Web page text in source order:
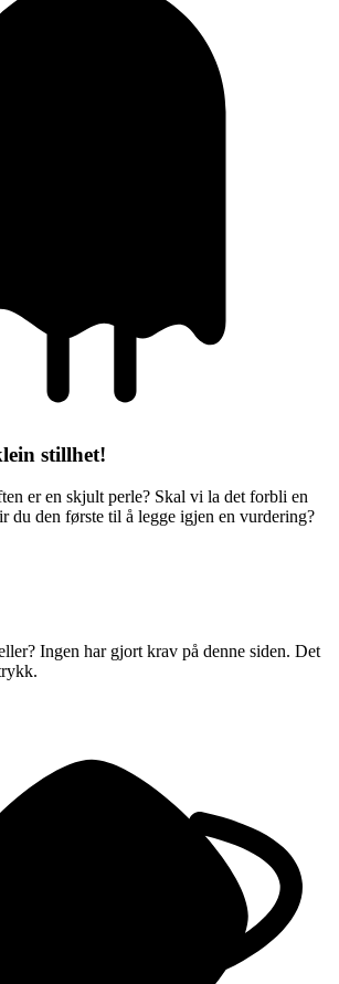
stillhet!
er en skjult perle? Skal vi la det forbli en
du den første til å legge igjen en vurdering?
Ingen har gjort krav på denne siden. Det